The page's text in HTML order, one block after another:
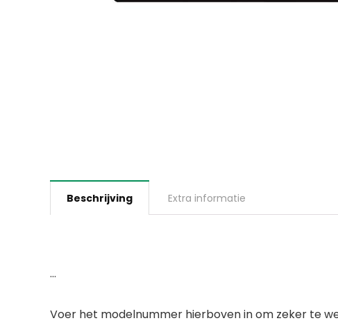
Beschrijving Extra informatie
…
Voer het modelnummer hierboven in om zeker te